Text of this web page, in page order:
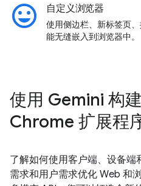
insert_emoticon 自定义浏览器
使用侧边栏、新标签页
能无缝嵌入到浏览器中。
使用 Gemini 构
Chrome 扩展程
了解如何使用客户端、设备端
需求和用户需求优化 Web 和